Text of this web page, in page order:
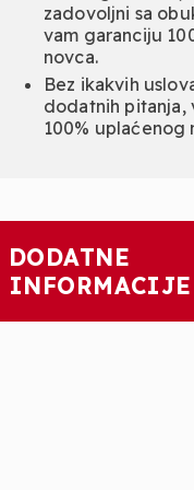
zadovoljni sa
vam garanciju
novca.
Bez ikakvih
dodatnih pitanja,
100% uplaćenog
DODATNE
INFORMACIJE